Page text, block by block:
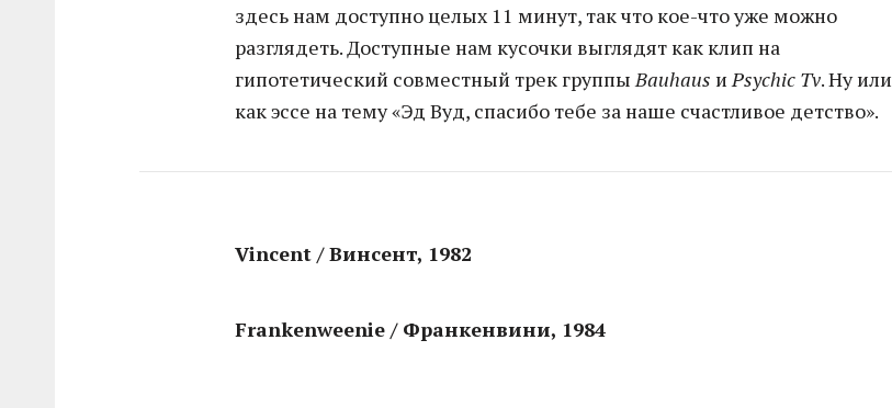
здесь нам доступно целых 11 минут, так что кое-что уже можно
разглядеть. Доступные нам кусочки выглядят как клип на
гипотетический совместный трек группыBauhaus иPsychic Tv. Ну или
как эссе на тему «Эд Вуд, спасибо тебе за наше счастливое детство».
Vincent / Винсент, 1982
Frankenweenie / Франкенвини, 1984